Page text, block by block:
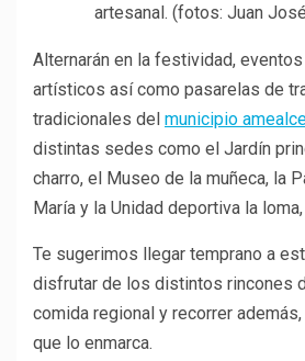
artesanal. (fotos: Juan
Alternarán en la festividad,
artísticos así como pasarelas de
tradicionales del municipio
distintas sedes como el Jardín
charro, el Museo de la muñeca, la
María y la Unidad deportiva la
Te sugerimos llegar temprano a
disfrutar de los distintos rincones
comida regional y recorrer
que lo enmarca.